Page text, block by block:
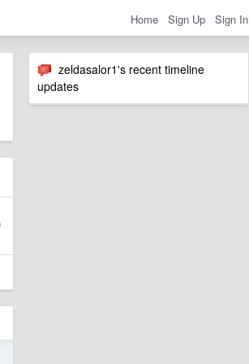
Home Sign Up Sign In
zeldasalor1's recent timeline
updates